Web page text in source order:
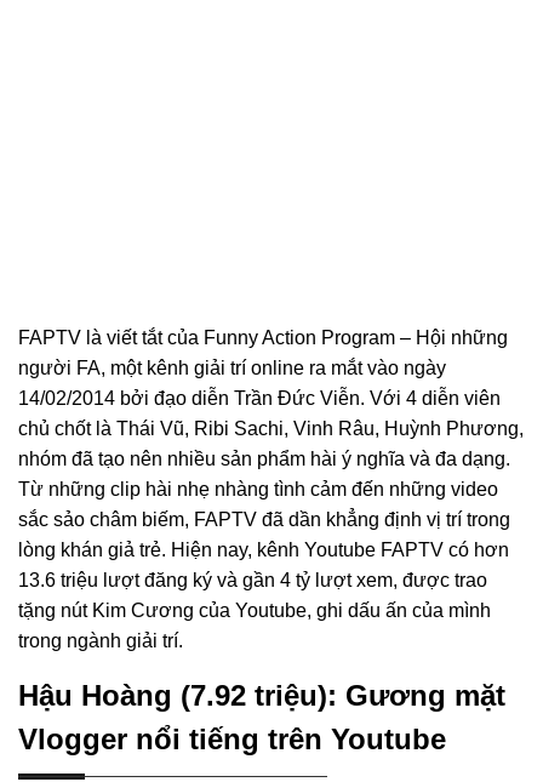
FAPTV là viết tắt của Funny Action Program – Hội những
người FA, một kênh giải trí online ra mắt vào ngày
14/02/2014 bởi đạo diễn Trần Đức Viễn. Với 4 diễn viên
chủ chốt là Thái Vũ, Ribi Sachi, Vinh Râu, Huỳnh Phương,
nhóm đã tạo nên nhiều sản phẩm hài ý nghĩa và đa dạng.
Từ những clip hài nhẹ nhàng tình cảm đến những video
sắc sảo châm biếm, FAPTV đã dần khẳng định vị trí trong
lòng khán giả trẻ. Hiện nay, kênh Youtube FAPTV có hơn
13.6 triệu lượt đăng ký và gần 4 tỷ lượt xem, được trao
tặng nút Kim Cương của Youtube, ghi dấu ấn của mình
trong ngành giải trí.
Hậu Hoàng (7.92 triệu): Gương mặt
Vlogger nổi tiếng trên Youtube